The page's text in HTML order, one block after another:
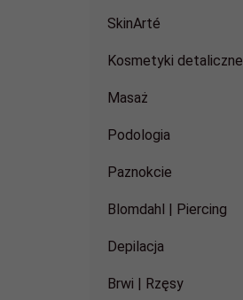
SkinArté
Kosmetyki detaliczne
Masaż
Podologia
Paznokcie
Blomdahl | Piercing
Depilacja
Brwi | Rzęsy